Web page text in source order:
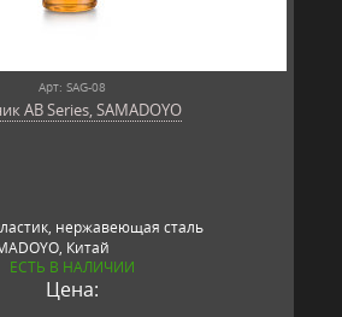
Арт: SAG-08
AB Series, SAMADOYO
нержавеющая сталь
Китай
ЕСТЬ В НАЛИЧИИ
Цена: